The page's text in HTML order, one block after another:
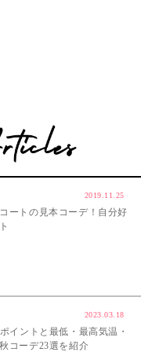
2019.11.25
ートの見本コーデ！自分好
2023.03.18
イントと最低・最高気温・
コーデ23選を紹介